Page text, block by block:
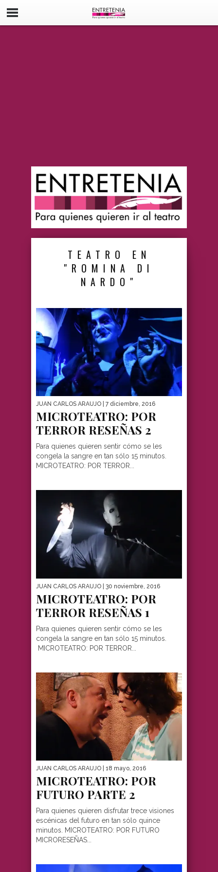
TEATRO EN
"ROMINA DI
NARDO"
JUAN CARLOS ARAUJO | 7 diciembre, 2016
MICROTEATRO: POR
TERROR RESEÑAS 2
Para quienes quieren sentir cómo se les
congela la sangre en tan sólo 15 minutos.
MICROTEATRO: POR TERROR...
JUAN CARLOS ARAUJO | 30 noviembre, 2016
MICROTEATRO: POR
TERROR RESEÑAS 1
Para quienes quieren sentir cómo se les
congela la sangre en tan sólo 15 minutos.
MICROTEATRO: POR TERROR...
JUAN CARLOS ARAUJO | 18 mayo, 2016
MICROTEATRO: POR
FUTURO PARTE 2
Para quienes quieren disfrutar trece visiones
escénicas del futuro en tan sólo quince
minutos. MICROTEATRO: POR FUTURO
MICRORESEÑAS...